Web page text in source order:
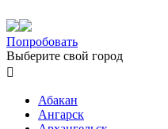
Попробовать
Выберите свой город

Абакан
Ангарск